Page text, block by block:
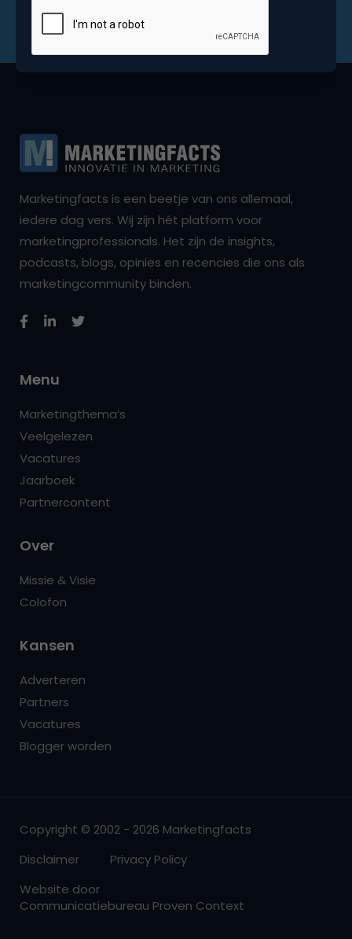
Marketingfacts is een beetje van ons allemaal,
iedere dag vers. Wij zijn hét platform voor
marketingprofessionals. Het zijn de insights,
podcasts, blogs, opinies en recencies die ons als
marketingcommunity binden.
Menu
Marketingthema’s
Veelgelezen
Vacatures
Jaarboek
Partnercontent
Over
Missie & Visie
Colofon
Kansen
Adverteren
Partners
Vacatures
Blogger worden
Copyright © 2002 - 2026 Marketingfacts
Disclaimer
Privacy Policy
Website door
Communicatiebureau Proven Context